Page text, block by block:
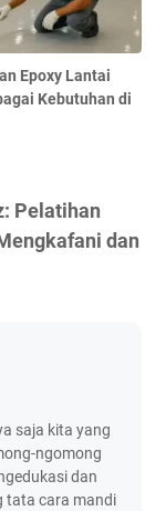
Epoxy Lantai
Kebutuhan di
Pelatihan
dan
saja kita yang
ngomong
dan
tata cara mandi